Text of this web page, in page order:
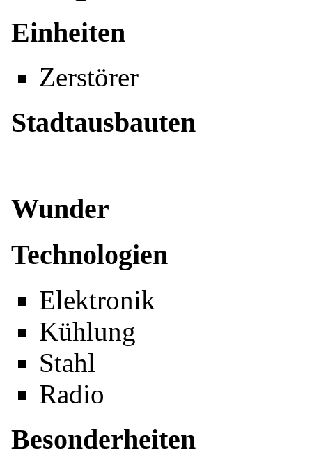
Einheiten
Zerstörer
Stadtausbauten
Wunder
Technologien
Elektronik
Kühlung
Stahl
Radio
Besonderheiten